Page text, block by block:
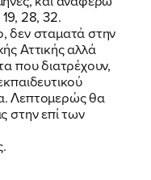
19, 28, 32.
δεν σταματά στην
Αττικής αλλά
που διατρέχουν,
Λεπτομερώς θα
στην επί των